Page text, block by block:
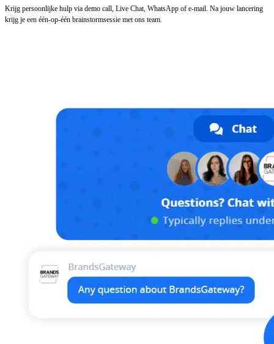
Krijg persoonlijke hulp via demo call, Live Chat, WhatsApp of e-mail. Na jouw lancering
krijg je een één-op-één brainstormsessie met ons team.